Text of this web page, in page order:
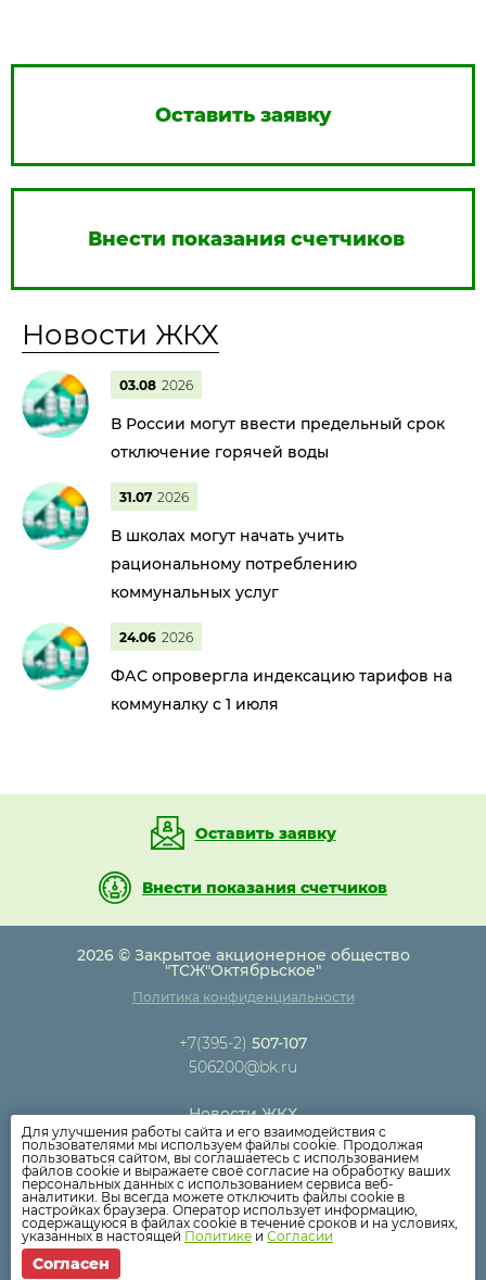
Оставить заявку
Внести показания счетчиков
Новости ЖКХ
03.08 2026
В России могут ввести предельный срок
отключение горячей воды
31.07 2026
В школах могут начать учить
рациональному потреблению
коммунальных услуг
24.06 2026
ФАС опровергла индексацию тарифов на
коммуналку с 1 июля
Оставить заявку
Внести показания счетчиков
2026 © Закрытое акционерное общество
"ТСЖ"Октябрьское"
Политика конфиденциальности
+7(395-2) 507-107
506200@bk.ru
Новости ЖКХ
Новости компании
Как оплатить
Дома
Раскрытие информации
Вопросы
Для улучшения работы сайта и его взаимодействия с
пользователями мы используем файлы cookie. Продолжая
пользоваться сайтом, вы соглашаетесь с использованием
файлов cookie и выражаете своё согласие на обработку ваших
персональных данных с использованием сервиса веб-
аналитики. Вы всегда можете отключить файлы cookie в
настройках браузера. Оператор использует информацию,
содержащуюся в файлах cookie в течение сроков и на условиях,
указанных в настоящей Политике и Согласии
Согласен